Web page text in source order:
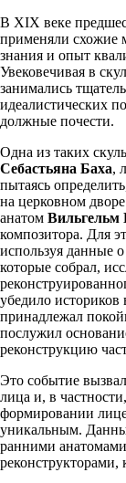
В XIX веке
применяли схожие
знания и опыт
Увековечивая в
занимались
идеалистических
должные почести.
Одна из таких
Себастьяна Баха,
пытаясь
на церковном
анатом Вильгельм
композитора. Для
используя данные
которые собрал,
убедило историков
принадлежал
послужил
реконструкцию
Это событие
лица и, в
формировании
уникальным.
ранними
реконструкторами,